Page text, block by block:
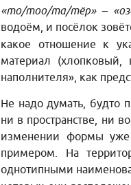
«то/тоо/та/тёр»–
водоём, и посёлок
какое отношение к
материал
наполнителя», как
Не надо думать, будто
ни в пространстве, ни
изменении формы
примером. На
однотипными